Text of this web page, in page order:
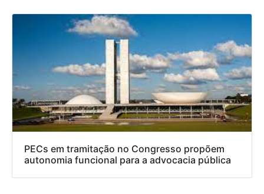
PECs em tramitação no Congresso propõem
autonomia funcional para a advocacia pública